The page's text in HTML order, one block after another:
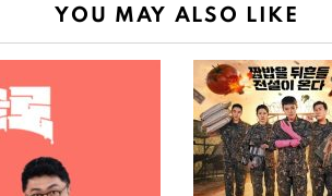
YOU MAY ALSO LIKE